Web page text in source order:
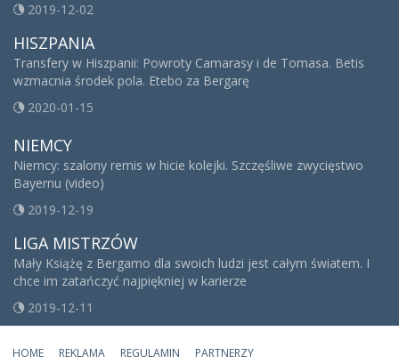
2019-12-02
HISZPANIA
Transfery w Hiszpanii: Powroty Camarasy i de Tomasa. Betis
wzmacnia środek pola. Etebo za Bergarę
2020-01-15
NIEMCY
Niemcy: szalony remis w hicie kolejki. Szczęśliwe zwycięstwo
Bayernu (video)
2019-12-19
LIGA MISTRZÓW
Mały Książę z Bergamo dla swoich ludzi jest całym światem. I
chce im zatańczyć najpiękniej w karierze
2019-12-11
HOME REKLAMA REGULAMIN PARTNERZY